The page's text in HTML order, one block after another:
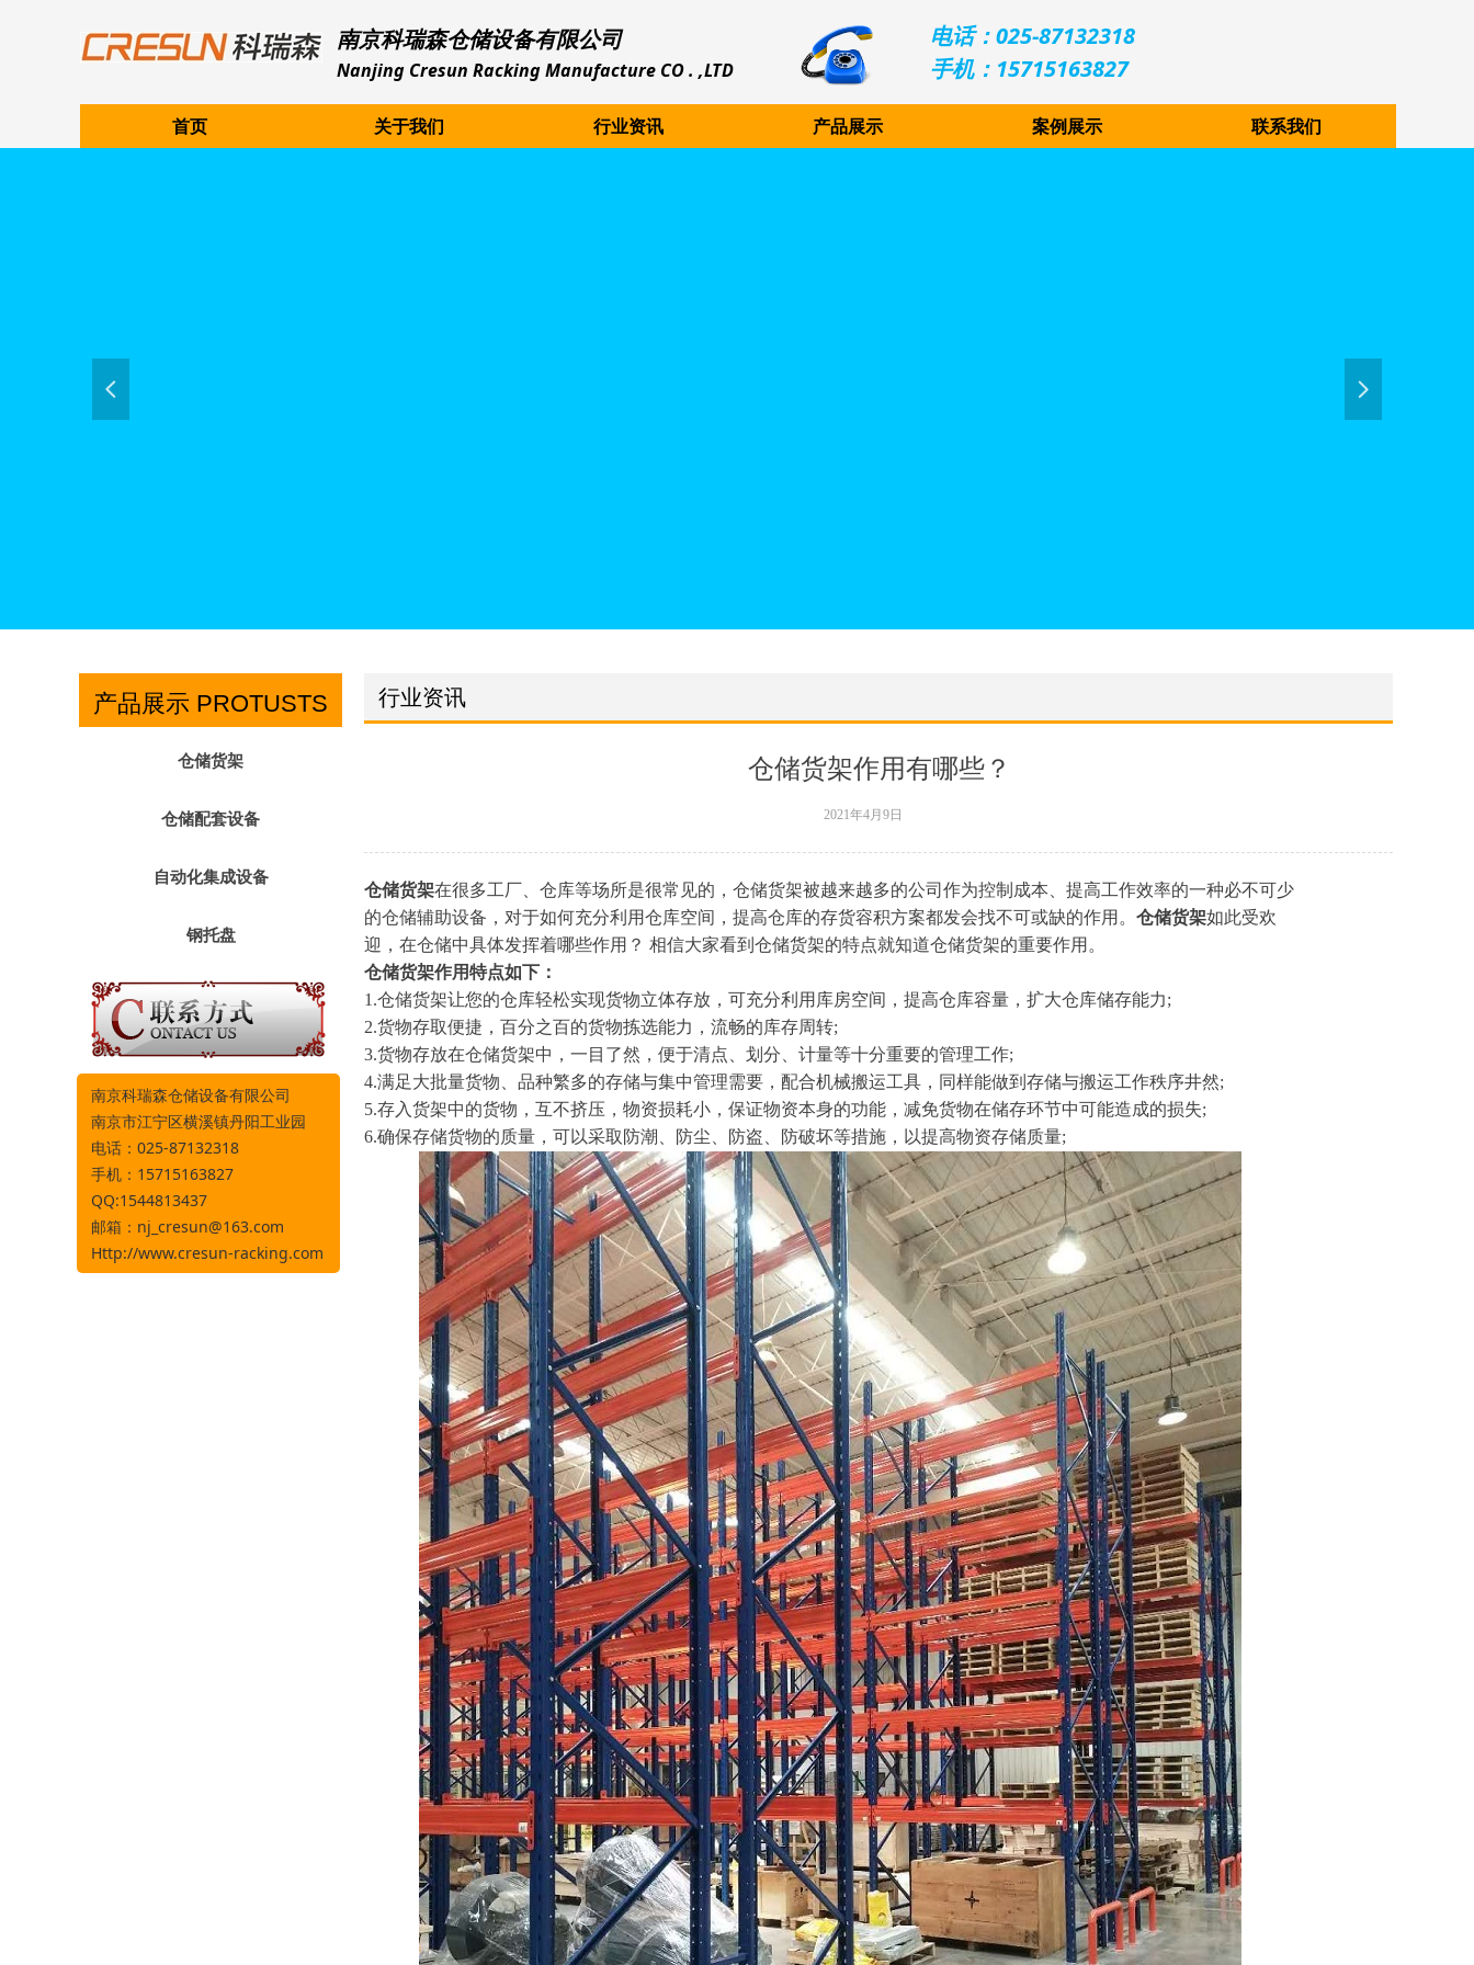
넳 넲
南京科瑞森仓储设备有限公司
Nanjing Cresun Racking Manufacture CO . ,LTD
电话：025-87132318
手机：15715163827
首页 关于我们 行业资讯 产品展示 案例展示 联系我们
仓储货架作用有哪些？
仓储货架在很多工厂、仓库等场所是很常见的，仓储货架被越来越多的公司作为控制成本、提高工作效率的一种必不可少
的仓储辅助设备，对于如何充分利用仓库空间，提高仓库的存货容积方案都发会找不可或缺的作用。 仓储货架如此受欢
迎，在仓储中具体发挥着哪些作用？ 相信大家看到仓储货架的特点就知道仓储货架的重要作用。
仓储货架作用特点如下：
1.仓储货架让您的仓库轻松实现货物立体存放，可充分利用库房空间，提高仓库容量，扩大仓库储存能力;
2.货物存取便捷，百分之百的货物拣选能力，流畅的库存周转;
3.货物存放在仓储货架中，一目了然，便于清点、划分、计量等十分重要的管理工作;
4.满足大批量货物、品种繁多的存储与集中管理需要，配合机械搬运工具，同样能做到存储与搬运工作秩序井然;
5.存入货架中的货物，互不挤压，物资损耗小，保证物资本身的功能，减免货物在储存环节中可能造成的损失;
6.确保存储货物的质量，可以采取防潮、防尘、防盗、防破坏等措施，以提高物资存储质量;
2021年4月9日
行业资讯
产品展示 PROTUSTS
南京科瑞森仓储设备有限公司
南京市江宁区横溪镇丹阳工业园
电话：025-87132318
手机：15715163827
QQ:1544813437
邮箱： nj_cresun@163.com
Http://www.cresun-racking.com
仓储货架
仓储配套设备
自动化集成设备
钢托盘